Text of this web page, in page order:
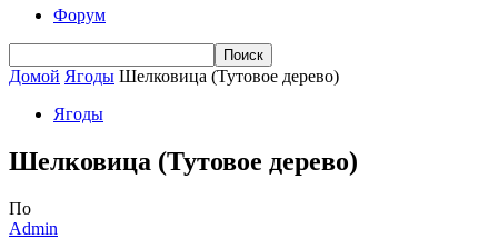
Форум
Домой Ягоды Шелковица (Тутовое дерево)
Ягоды
Шелковица (Тутовое дерево)
По
Admin